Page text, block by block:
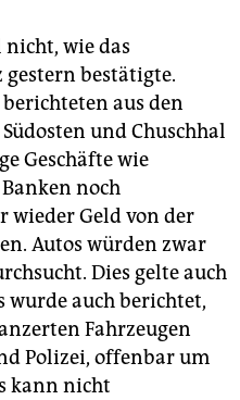
wie das
bestätigte.
aus den
und Chuschhal
Geschäfte wie
noch
wieder Geld von der
Autos würden zwar
Dies gelte auch
wurde auch berichtet,
Fahrzeugen
Polizei, offenbar um
kann nicht